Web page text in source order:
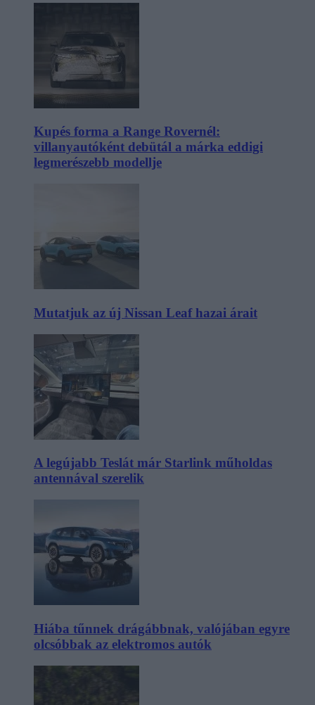
Kupés forma a Range Rovernél:
villanyautóként debütál a márka eddigi
legmerészebb modellje
Mutatjuk az új Nissan Leaf hazai árait
A legújabb Teslát már Starlink műholdas
antennával szerelik
Hiába tűnnek drágábbnak, valójában egyre
olcsóbbak az elektromos autók